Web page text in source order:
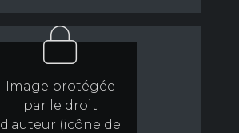
Image protégée
par le droit
d'auteur (icône de